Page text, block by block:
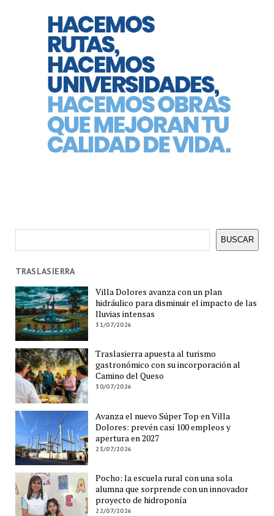
BUSCAR
TRASLASIERRA
Villa Dolores avanza con un plan
hidráulico para disminuir el impacto de las
lluvias intensas
31/07/2026
Traslasierra apuesta al turismo
gastronómico con su incorporación al
Camino del Queso
30/07/2026
Avanza el nuevo Súper Top en Villa
Dolores: prevén casi 100 empleos y
apertura en 2027
23/07/2026
Pocho: la escuela rural con una sola
alumna que sorprende con un innovador
proyecto de hidroponía
22/07/2026